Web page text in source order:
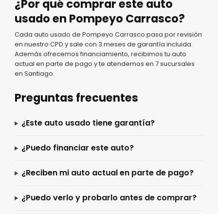
¿Por qué comprar este auto
usado en Pompeyo Carrasco?
Cada auto usado de Pompeyo Carrasco pasa por revisión
en nuestro CPD y sale con 3 meses de garantía incluida.
Además ofrecemos financiamiento, recibimos tu auto
actual en parte de pago y te atendemos en 7 sucursales
en Santiago.
Preguntas frecuentes
¿Este auto usado tiene garantía?
¿Puedo financiar este auto?
¿Reciben mi auto actual en parte de pago?
¿Puedo verlo y probarlo antes de comprar?